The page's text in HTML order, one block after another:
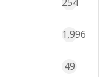
254
1,996
49